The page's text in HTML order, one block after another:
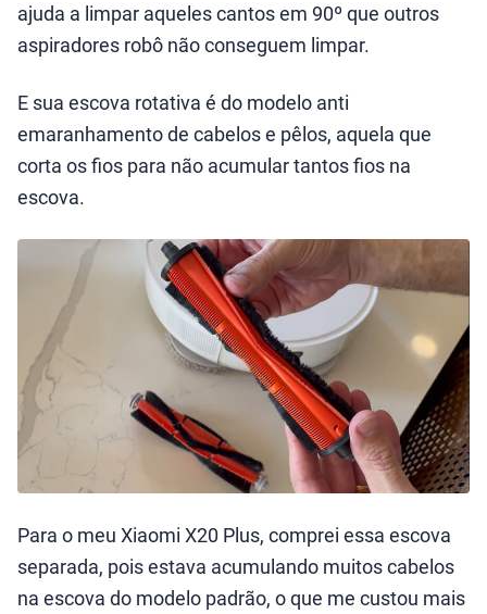
ajuda a limpar aqueles cantos em 90º que outros
aspiradores robô não conseguem limpar.
E sua escova rotativa é do modelo anti
emaranhamento de cabelos e pêlos, aquela que
corta os fios para não acumular tantos fios na
escova.
Para o meu Xiaomi X20 Plus, comprei essa escova
separada, pois estava acumulando muitos cabelos
na escova do modelo padrão, o que me custou mais